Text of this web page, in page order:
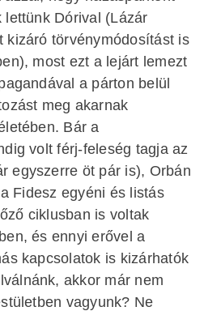
lettünk Dórival (Lázár
kizáró törvénymódosítást is
most ezt a lejárt lemezt
a párton belül
meg akarnak
Bár a
volt férj-feleség tagja az
egyszerre öt pár is), Orbán
Fidesz egyéni és listás
ciklusban is voltak
és ennyi erővel a
kapcsolatok is kizárhatók
akkor már nem
vagyunk? Ne